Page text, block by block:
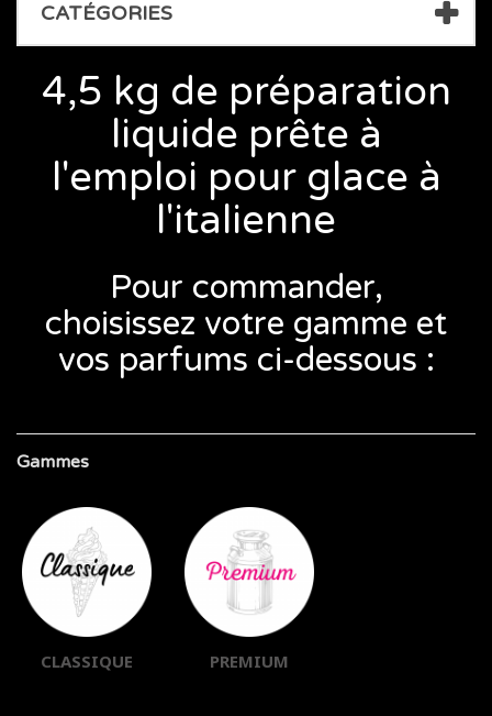
CATÉGORIES
4,5 kg de préparation
liquide prête à
l'emploi pour glace à
l'italienne
Pour commander,
choisissez votre gamme et
vos parfums ci-dessous :
Gammes
CLASSIQUE PREMIUM